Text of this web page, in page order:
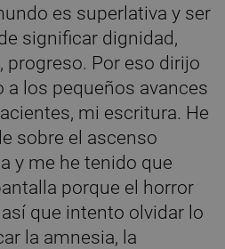
es superlativa y ser
significar dignidad,
progreso. Por eso dirijo
a los pequeños avances
mi escritura. He
sobre el ascenso
y me he tenido que
porque el horror
que intento olvidar lo
la amnesia, la